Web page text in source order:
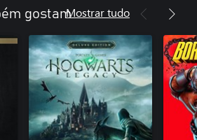
gostamMostrar tudo